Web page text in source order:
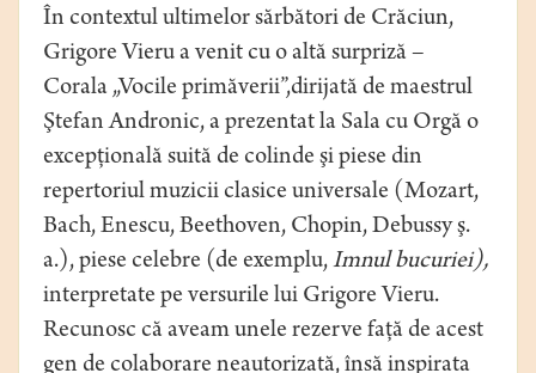
În contextul ultimelor sărbători de Crăciun,
Grigore Vieru a venit cu o altă surpriză –
Corala „Vocile primăverii”,dirijată de maestrul
Ştefan Andronic, a prezentat la Sala cu Orgă o
excepţională suită de colinde şi piese din
repertoriul muzicii clasice universale (Mozart,
Bach, Enescu, Beethoven, Chopin, Debussy ş.
a.), piese celebre (de exemplu,Imnul bucuriei),
interpretate pe versurile lui Grigore Vieru.
Recunosc că aveam unele rezerve faţă de acest
gen de colaborare neautorizată, însă inspirata